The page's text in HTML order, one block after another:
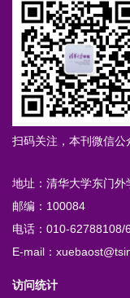
扫码关注，本刊微信公
地址：清华大学东门
邮编：100084
电话：010-
E-mail：
访问统计